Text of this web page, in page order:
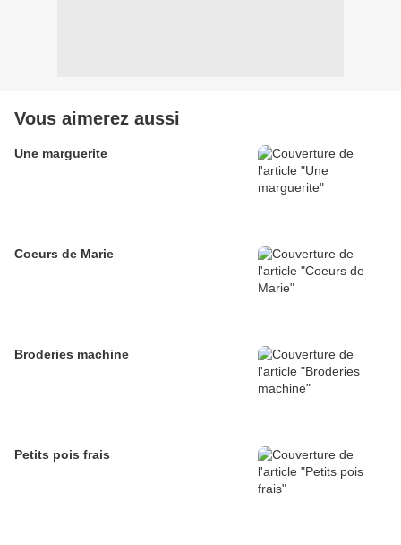
Vous aimerez aussi
Une marguerite
Coeurs de Marie
Broderies machine
Petits pois frais